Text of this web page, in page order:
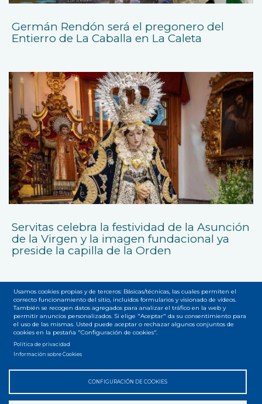
Germán Rendón será el pregonero del
Entierro de La Caballa en La Caleta
Servitas celebra la festividad de la Asunción
de la Virgen y la imagen fundacional ya
preside la capilla de la Orden
Menú
del
Accesibilidad Privacidad Legal Cookies
Usamos cookies propias y de terceros: Básicas/técnicas, las cuales permiten el
correcto funcionamiento del sitio, incluidos formularios y visionado de vídeos.
También se recogen datos agregados para analizar el tráfico en la web y
permitir anuncios personalizados. Si elige "Aceptar" da su consentimiento para
el uso de las mismas. Usted puede aceptar o rechazar algunos conjuntos de
cookies en la pestaña "Configuración de cookies".
Política de privacidad
Información sobre Cookies
CONFIGURACIÓN DE COOKIES